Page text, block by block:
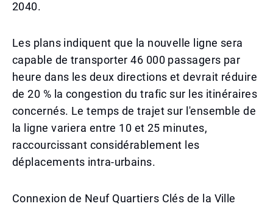
2040.
Les plans indiquent que la nouvelle ligne sera
capable de transporter 46 000 passagers par
heure dans les deux directions et devrait réduire
de 20 % la congestion du trafic sur les itinéraires
concernés. Le temps de trajet sur l'ensemble de
la ligne variera entre 10 et 25 minutes,
raccourcissant considérablement les
déplacements intra-urbains.
Connexion de Neuf Quartiers Clés de la Ville